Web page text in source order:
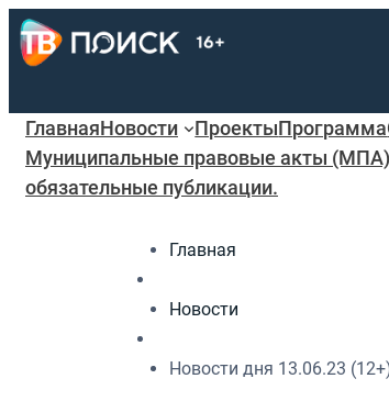
ГлавнаяНовости ПроектыПрограмма
Муниципальные правовые акты (МПА)
обязательные публикации.
Главная
Новости
Новости дня 13.06.23